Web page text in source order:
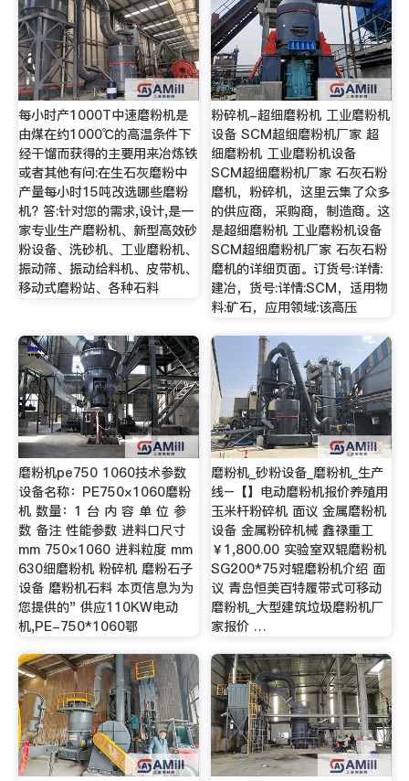
每小时产1000T中速磨粉机是
由煤在约1000℃的高温条件下
经干馏而获得的主要用来冶炼铁
或者其他有问:在生石灰磨粉中
产量每小时15吨改选哪些磨粉
机? 答:针对您的需求,设计,是一
家专业生产磨粉机、新型高效砂
粉设备、洗砂机、工业磨粉机、
振动筛、振动给料机、皮带机、
移动式磨粉站、各种石料
粉碎机-超细磨粉机 工业磨粉机
设备 SCM超细磨粉机厂家 超
细磨粉机 工业磨粉机设备
SCM超细磨粉机厂家 石灰石粉
磨机，粉碎机，这里云集了众多
的供应商，采购商，制造商。这
是超细磨粉机 工业磨粉机设备
SCM超细磨粉机厂家 石灰石粉
磨机的详细页面。订货号:详情:
建冶，货号:详情:SCM，适用物
料:矿石，应用领域:该高压
磨粉机pe750 1060技术参数
设备名称：PE750×1060磨粉
机 数量：1 台 内 容 单 位 参
数 备注 性能参数 进料口尺寸
mm 750×1060 进料粒度 mm
630细磨粉机 粉碎机 磨粉石子
设备 磨粉机石料 本页信息为为
您提供的" 供应110KW电动
机,PE-750*1060鄂
磨粉机_砂粉设备_磨粉机_生产
线–【】电动磨粉机报价养殖用
玉米杆粉碎机 面议 金属磨粉机
设备 金属粉碎机械 鑫禄重工
￥1,800.00 实验室双辊磨粉机
SG200*75对辊磨粉机介绍 面
议 青岛恒美百特履带式可移动
磨粉机_大型建筑垃圾磨粉机厂
家报价 …